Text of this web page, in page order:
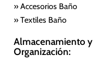
» Accesorios Baño
» Textiles Baño
Almacenamiento y
Organización: